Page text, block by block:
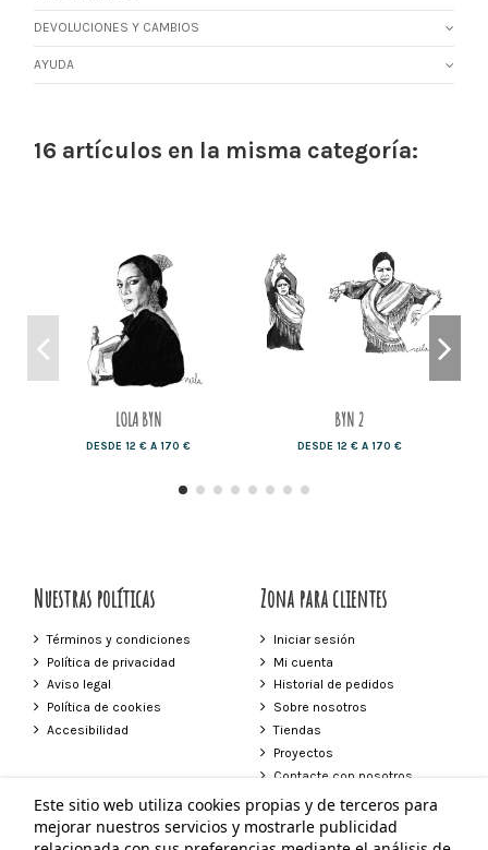
DEVOLUCIONES Y CAMBIOS
AYUDA
16 artículos en la misma categoría:
LOLA BYN
DESDE 12 € A 170 €
BYN 2
DESDE 12 € A 170 €
Nuestras políticas
Términos y condiciones
Política de privacidad
Aviso legal
Política de cookies
Accesibilidad
Zona para clientes
Iniciar sesión
Mi cuenta
Historial de pedidos
Sobre nosotros
Tiendas
Proyectos
Contacte con nosotros
Contacto
Este sitio web utiliza cookies propias y de terceros para
mejorar nuestros servicios y mostrarle publicidad